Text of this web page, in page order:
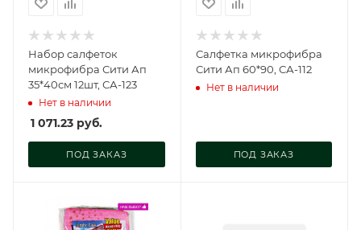
Набор салфеток
микрофибра Сити Ап
35*40см 12шт, СА-123
Нет в наличии
1 071.23 руб.
ПОД ЗАКАЗ
Салфетка микрофибра
Сити Ап 60*90, СА-112
Нет в наличии
ПОД ЗАКАЗ